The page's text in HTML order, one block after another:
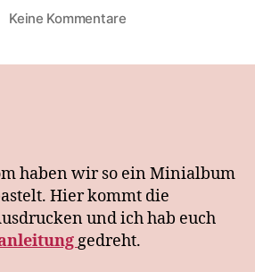
Keine Kommentarezu
haben wir so ein Minialbum
Hier kommt die
und ich hab euch
gedreht.